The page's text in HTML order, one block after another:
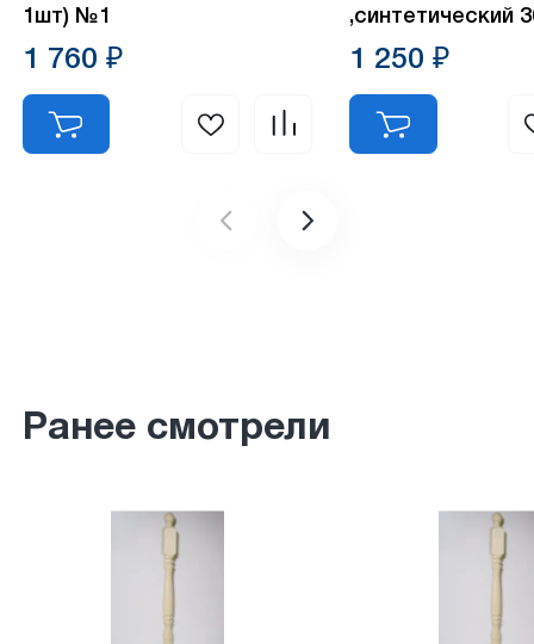
1шт) №1
1 760 ₽
,синтетический
(комплект 5шт)
1 250 ₽
Ранее смотрели